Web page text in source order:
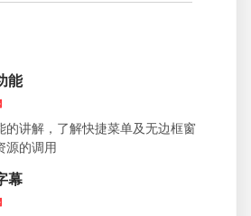
能
的讲解，了解快捷菜单及无边框窗
源的调用
幕